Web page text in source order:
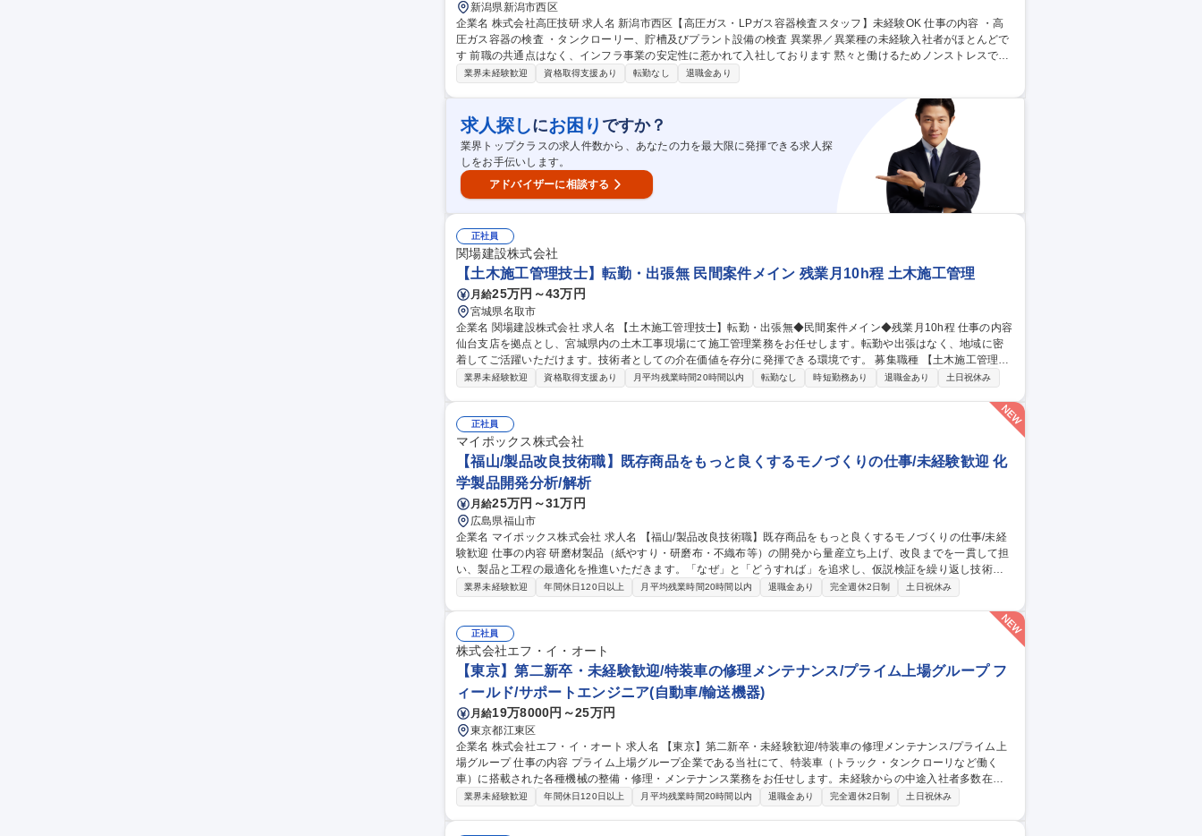
新潟県新潟市西区
企業名 株式会社高圧技研 求人名 新潟市西区【高圧ガス・LPガス容器検査スタッフ】未経験OK 仕事の内容 ・高
圧ガス容器の検査 ・タンクローリー、貯槽及びプラント設備の検査 異業界／異業種の未経験入社者がほとんどで
す 前職の共通点はなく、インフラ事業の安定性に惹かれて入社しております 黙々と働けるためノンストレスで働
きやすい環境となっております真面目にコツコツ働ける方が長期的に就業しており、資格取得も進みます 【業務
業界未経験歓迎 資格取得支援あり 転勤なし 退職金あり
求人探しにお困り ですか？
業界トップクラスの求人件数から、あなたの力を最大限に発揮できる求人探
しをお手伝いします。
アドバイザーに相談する
正社員
関場建設株式会社
【土木施工管理技士】転勤・出張無 民間案件メイン 残業月10h程 土木施工管理
月給25万円～43万円
宮城県名取市
企業名 関場建設株式会社 求人名 【土木施工管理技士】転勤・出張無◆民間案件メイン◆残業月10h程 仕事の内容
仙台支店を拠点とし、宮城県内の土木工事現場にて施工管理業務をお任せします。転勤や出張はなく、地域に密
着してご活躍いただけます。技術者としての介在価値を存分に発揮できる環境です。 募集職種 【土木施工管理技
士】転勤・出張無◆民間案件メイン◆残業月10h程
業界未経験歓迎 資格取得支援あり 月平均残業時間20時間以内 転勤なし 時短勤務あり 退職金あり 土日祝休み
正社員
マイポックス株式会社
【福山/製品改良技術職】既存商品をもっと良くするモノづくりの仕事/未経験歓迎 化
学製品開発分析/解析
月給25万円～31万円
広島県福山市
企業名 マイポックス株式会社 求人名 【福山/製品改良技術職】既存商品をもっと良くするモノづくりの仕事/未経
験歓迎 仕事の内容 研磨材製品（紙やすり・研磨布・不織布等）の開発から量産立ち上げ、改良までを一貫して担
い、製品と工程の最適化を推進いただきます。「なぜ」と「どうすれば」を追求し、仮説検証を繰り返し技術を
磨きます。 新規開発20％、既存改良80％の割合で、現場に近い立場でモノづくりの手応えをダイレクトに実感で
プおよび量産工程への落とし込み ■樹脂や砥粒などの材料配合条件の最適化 ■砥石配置やペレット組成の設計・改
良 ■技術的対応および改善提案 募集職種 【福山/製品改良技術職】既存商品をもっと良くするモノづくりの仕事/未
経験歓迎
業界未経験歓迎 年間休日120日以上 月平均残業時間20時間以内 退職金あり 完全週休2日制 土日祝休み
正社員
株式会社エフ・イ・オート
【東京】第二新卒・未経験歓迎/特装車の修理メンテナンス/プライム上場グループ フ
ィールド/サポートエンジニア(自動車/輸送機器)
月給19万8000円～25万円
東京都江東区
企業名 株式会社エフ・イ・オート 求人名 【東京】第二新卒・未経験歓迎/特装車の修理メンテナンス/プライム上
場グループ 仕事の内容 プライム上場グループ企業である当社にて、特装車（トラック・タンクローリなど働く
車）に搭載された各種機械の整備・修理・メンテナンス業務をお任せします。未経験からの中途入社者多数在籍
しております！ 【1日の流れ】8:30に出社後、午前は朝礼で作業内容を確認し、担当車両の整備や点検を開始。ベ
業界未経験歓迎 年間休日120日以上 月平均残業時間20時間以内 退職金あり 完全週休2日制 土日祝休み